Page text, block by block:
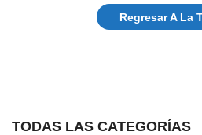
Regresar A La
TODAS LAS CATEGORÍAS